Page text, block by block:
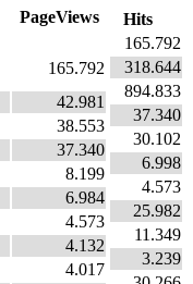
PageViews
165.792
42.981
38.553
37.340
8.199
6.984
4.573
4.132
4.017
Hits
165.792
318.644
894.833
37.340
30.102
6.998
4.573
25.982
11.349
3.239